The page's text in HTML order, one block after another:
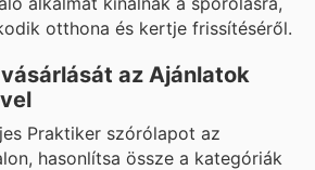
otthona és kertje frissítéséről.
az Ajánlatok
Praktiker szórólapot az
hasonlítsa össze a kategóriák